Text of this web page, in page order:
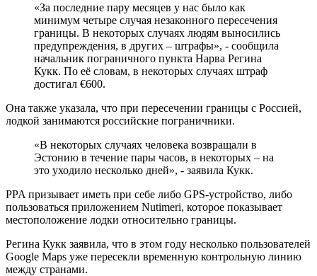
«За последние пару месяцев у нас было как
минимум четыре случая незаконного пересечения
границы. В некоторых случаях людям выносились
предупреждения, в других – штрафы», - сообщила
начальник пограничного пункта Нарва Регина
Кукк. По её словам, в некоторых случаях штраф
достигал €600.
Она также указала, что при пересечении границы с Россией,
лодкой занимаются российские пограничники.
«В некоторых случаях человека возвращали в
Эстонию в течение пары часов, в некоторых – на
это уходило несколько дней», - заявила Кукк.
PPA призывает иметь при себе либо GPS-устройство, либо
пользоваться приложением Nutimeri, которое показывает
местоположение лодки относительно границы.
Регина Кукк заявила, что в этом году несколько пользователей
Google Maps уже пересекли временную контрольную линию
между странами.